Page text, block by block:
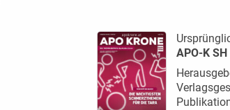
APO-K